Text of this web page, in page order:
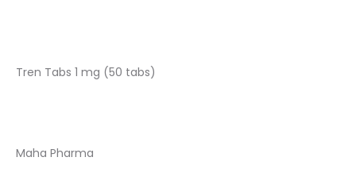
Tren Tabs 1 mg (50 tabs)
Maha Pharma